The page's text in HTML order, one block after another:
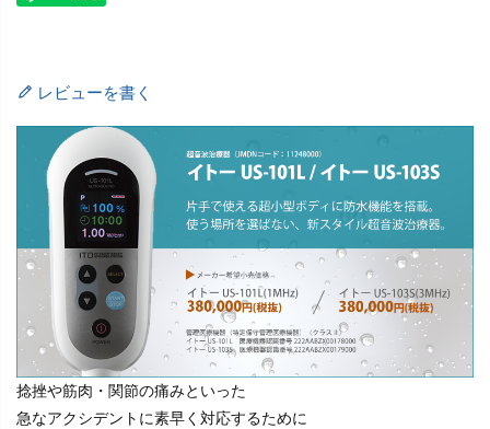
レビューを書く
捻挫や筋肉・関節の痛みといった
急なアクシデントに素早く対応するために